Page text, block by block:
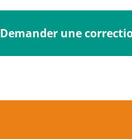
Demander une